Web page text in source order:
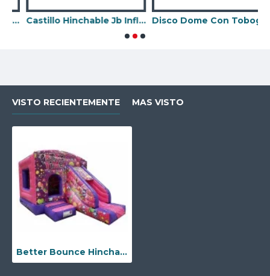
Castillo Hinchable Jb Inflatables Disco Dome Con Tobogan
VISTO RECIENTEMENTE MAS VISTO
Better Bounce Hinchable